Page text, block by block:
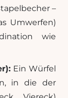
–
Umwerfen)
wie
Ein Würfel
in die der